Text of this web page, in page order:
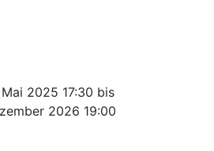
2025 17:30 bis
2026 19:00